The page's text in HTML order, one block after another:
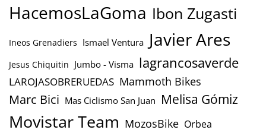
HacemosLaGoma Ibon Zugasti
Ineos Grenadiers Ismael Ventura Javier Ares
Jesus Chiquitin Jumbo - Visma lagrancosaverde
LAROJASOBRERUEDAS Mammoth Bikes
Marc Bici Mas Ciclismo San Juan Melisa Gómiz
Movistar Team MozosBike Orbea